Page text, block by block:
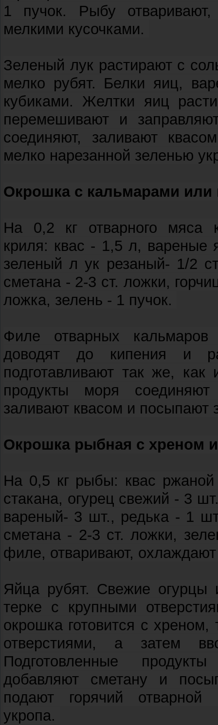
1 пучок. Рыбу
мелкими кусочками.
Зеленый лук растирают с
мелко рубят. Белки яиц,
кубиками. Желтки яиц
перемешивают и
соединяют, заливают
мелко нарезанной зеленью
Окрошка с кальмарами
На 0,2 кг отварного мяса
криля: квас - 1,5 л,
зеленый л ук резаный- 1/2
сметана - 2-3 ст. ложки,
ложка, зелень - 1 пучок.
Филе отварных
доводят до кипения и
подготавливают так же,
продукты моря
заливают квасом и посыпают
Окрошка рыбная с хреном
На 0,5 кг рыбы: квас
стакана, огурец свежий - 3
вареный- 3 шт., редька - 1
сметана - 2-3 ст. ложки,
филе, отваривают,
Яйца рубят. Свежие огурцы
терке с крупными
окрошка готовится с
отверстиями, а затем
Подготовленные
добавляют сметану и
подают горячий
укропа.